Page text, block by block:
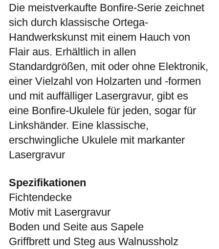
Die meistverkaufte Bonfire-Serie zeichnet
sich durch klassische Ortega-
Handwerkskunst mit einem Hauch von
Flair aus. Erhältlich in allen
Standardgrößen, mit oder ohne Elektronik,
einer Vielzahl von Holzarten und -formen
und mit auffälliger Lasergravur, gibt es
eine Bonfire-Ukulele für jeden, sogar für
Linkshänder. Eine klassische,
erschwingliche Ukulele mit markanter
Lasergravur
Spezifikationen
Fichtendecke
Motiv mit Lasergravur
Boden und Seite aus Sapele
Griffbrett und Steg aus Walnussholz